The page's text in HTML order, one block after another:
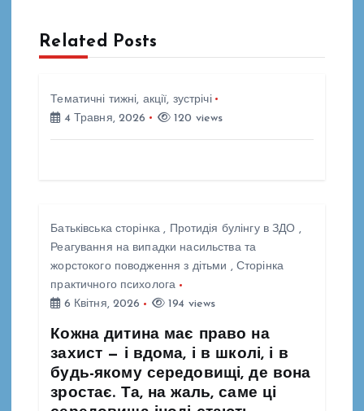
г
Related Posts
Тематичні тижні, акції, зустрічі
4 Травня, 2026
120 views
Батьківська сторінка , Протидія булінгу в ЗДО ,
Реагування на випадки насильства та
жорстокого поводження з дітьми , Сторінка
практичного психолога
6 Квітня, 2026
194 views
Кожна дитина має право на
захист — і вдома, і в школі, і в
будь-якому середовищі, де вона
зростає. Та, на жаль, саме ці